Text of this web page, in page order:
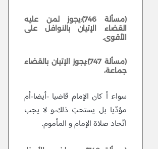
(مسألة 746):يجوز لمن عليه
القضاء الإتيان بالنوافل على
الأقوى.
(مسألة 747):يجوز الإتيان بالقضاء
جماعة،
سواء أ كان الإمام قاضيا -أيضا-أم
مؤدّيا بل يستحبّ ذلك،و لا يجب
اتّحاد صلاة الإمام و المأموم.